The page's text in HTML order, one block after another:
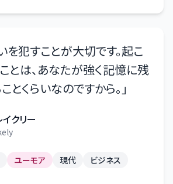
を犯すことが大切です。起こ
とは、あなたが強く記憶に残
とくらいなのですから。 」
イクリー
ユーモア 現代
ビジネス